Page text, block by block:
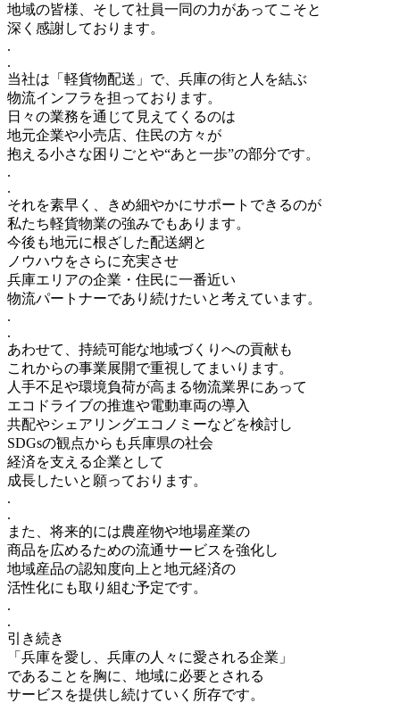
地域の皆様、そして社員一同の力があってこそと
深く感謝しております。
.
.
当社は「軽貨物配送」で、兵庫の街と人を結ぶ
物流インフラを担っております。
日々の業務を通じて見えてくるのは
地元企業や小売店、住民の方々が
抱える小さな困りごとや“あと一歩”の部分です。
.
.
それを素早く、きめ細やかにサポートできるのが
私たち軽貨物業の強みでもあります。
今後も地元に根ざした配送網と
ノウハウをさらに充実させ
兵庫エリアの企業・住民に一番近い
物流パートナーであり続けたいと考えています。
.
.
あわせて、持続可能な地域づくりへの貢献も
これからの事業展開で重視してまいります。
人手不足や環境負荷が高まる物流業界にあって
エコドライブの推進や電動車両の導入
共配やシェアリングエコノミーなどを検討し
SDGsの観点からも兵庫県の社会
経済を支える企業として
成長したいと願っております。
.
.
また、将来的には農産物や地場産業の
商品を広めるための流通サービスを強化し
地域産品の認知度向上と地元経済の
活性化にも取り組む予定です。
.
.
引き続き
「兵庫を愛し、兵庫の人々に愛される企業」
であることを胸に、地域に必要とされる
サービスを提供し続けていく所存です。